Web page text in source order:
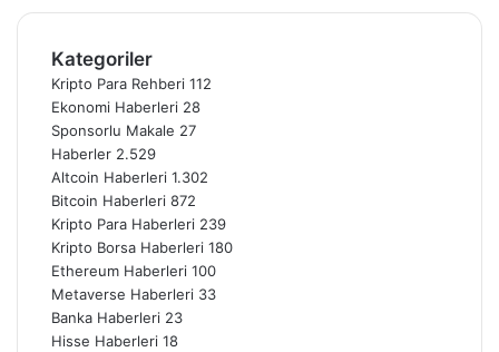
Kategoriler
Kripto Para Rehberi 112
Ekonomi Haberleri 28
Sponsorlu Makale 27
Haberler 2.529
Altcoin Haberleri 1.302
Bitcoin Haberleri 872
Kripto Para Haberleri 239
Kripto Borsa Haberleri 180
Ethereum Haberleri 100
Metaverse Haberleri 33
Banka Haberleri 23
Hisse Haberleri 18